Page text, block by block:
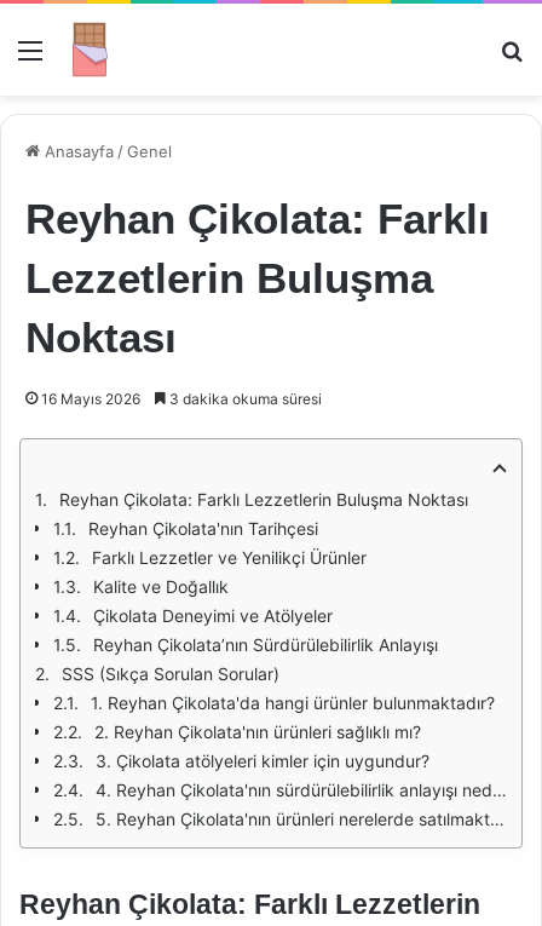
Menü
Anasayfa /Genel
Reyhan Çikolata: Farklı
Lezzetlerin Buluşma
Noktası
16 Mayıs 2026 3 dakika okuma süresi
Reyhan Çikolata: Farklı Lezzetlerin Buluşma Noktası
Reyhan Çikolata'nın Tarihçesi
Farklı Lezzetler ve Yenilikçi Ürünler
Kalite ve Doğallık
Çikolata Deneyimi ve Atölyeler
Reyhan Çikolata’nın Sürdürülebilirlik Anlayışı
SSS (Sıkça Sorulan Sorular)
1. Reyhan Çikolata'da hangi ürünler bulunmaktadır?
2. Reyhan Çikolata'nın ürünleri sağlıklı mı?
3. Çikolata atölyeleri kimler için uygundur?
4. Reyhan Çikolata'nın sürdürülebilirlik anlayışı nedir?
5. Reyhan Çikolata'nın ürünleri nerelerde satılmaktadır?
Reyhan Çikolata: Farklı Lezzetlerin